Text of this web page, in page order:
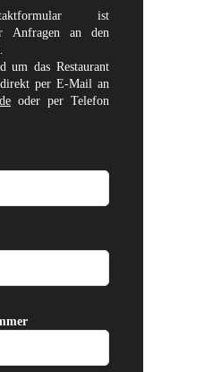
ist
Anfragen an den
um das Restaurant
per E-Mail an
oder per Telefon